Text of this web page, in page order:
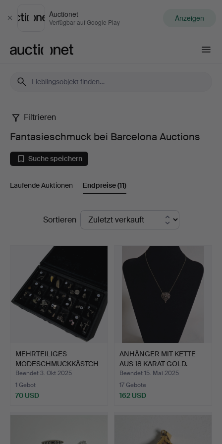
Schließen
Auctionet
Verfügbar auf Google Play Anzeigen
Fantasieschmuck
bei
Barcelona
Auctions
Filtrieren
Fantasieschmuck bei Barcelona Auctions
Suche speichern
Laufende Auktionen Endpreise(11)
EndpreiseSortieren
MEHRTEILIGES
MODESCHMUCKKÄSTCH
EN SILBER UN…
Beendet 3. Okt 2025
1 Gebot
70 USD
ANHÄNGER MIT KETTE
AUS 18 KARAT GOLD.
ZWAN…
Beendet 15. Mai 2025
17 Gebote
162 USD